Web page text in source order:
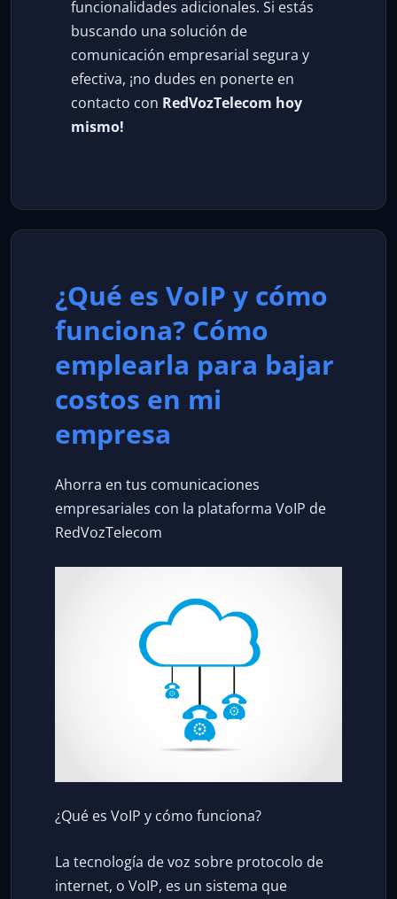
funcionalidades adicionales. Si estás
buscando una solución de
comunicación empresarial segura y
efectiva, ¡no dudes en ponerte en
contacto con RedVozTelecom hoy
mismo!
¿Qué es VoIP y cómo
funciona? Cómo
emplearla para bajar
costos en mi
empresa
Ahorra en tus comunicaciones
empresariales con la plataforma VoIP de
RedVozTelecom
¿Qué es VoIP y cómo funciona?
La tecnología de voz sobre protocolo de
internet, o VoIP, es un sistema que